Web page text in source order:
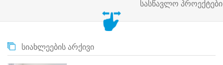
შესახებ
სტრუქტურული
სასწავლო პროექტები
სიახლეების არქივი